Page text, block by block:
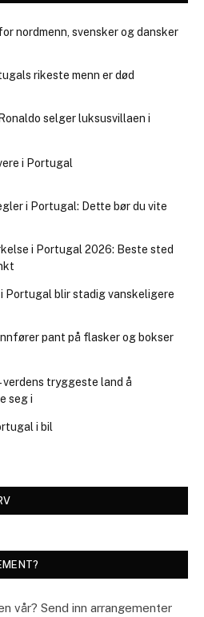
nordmenn, svensker og dansker
rikeste menn er død
selger luksusvillaen i
i Portugal
i Portugal: Dette bør du vite
i Portugal 2026: Beste sted
Portugal blir stadig vanskeligere
pant på flasker og bokser
verdens tryggeste land å
seg i
i bil
vår? Send inn arrangementer